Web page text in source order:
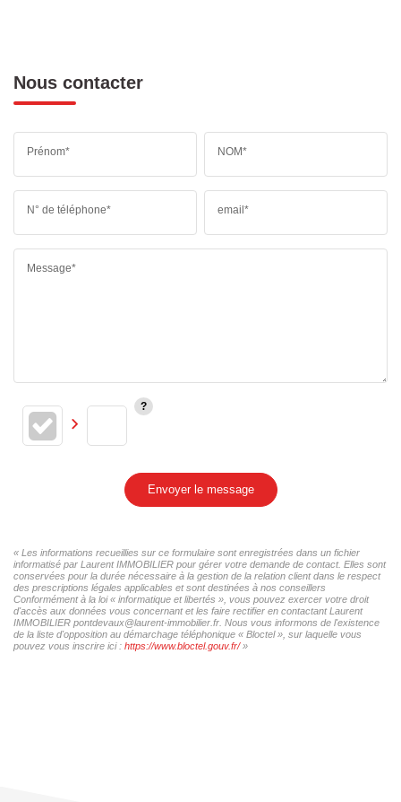
Nous contacter
Prénom* NOM*
N° de téléphone* email*
Message*
Envoyer le message
« Les informations recueillies sur ce formulaire sont enregistrées dans un fichier
informatisé par Laurent IMMOBILIER pour gérer votre demande de contact. Elles sont
conservées pour la durée nécessaire à la gestion de la relation client dans le respect
des prescriptions légales applicables et sont destinées à nos conseillers
Conformément à la loi « informatique et libertés », vous pouvez exercer votre droit
d'accès aux données vous concernant et les faire rectifier en contactant Laurent
IMMOBILIER pontdevaux@laurent-immobilier.fr. Nous vous informons de l'existence
de la liste d'opposition au démarchage téléphonique « Bloctel », sur laquelle vous
pouvez vous inscrire ici : https://www.bloctel.gouv.fr/»